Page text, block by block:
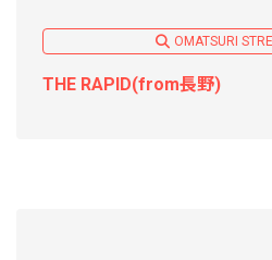
OMATSURI
THE RAPID(from長野)